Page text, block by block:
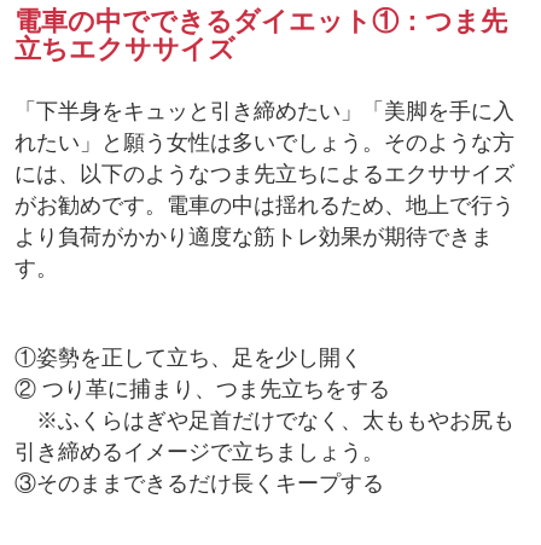
電車の中でできるダイエット①：つま先
立ちエクササイズ
「下半身をキュッと引き締めたい」「美脚を手に入
れたい」と願う女性は多いでしょう。そのような方
には、以下のようなつま先立ちによるエクササイズ
がお勧めです。電車の中は揺れるため、地上で行う
より負荷がかかり適度な筋トレ効果が期待できま
す。
①姿勢を正して立ち、足を少し開く
② つり革に捕まり、つま先立ちをする
※ふくらはぎや足首だけでなく、太ももやお尻も
引き締めるイメージで立ちましょう。
③そのままできるだけ長くキープする